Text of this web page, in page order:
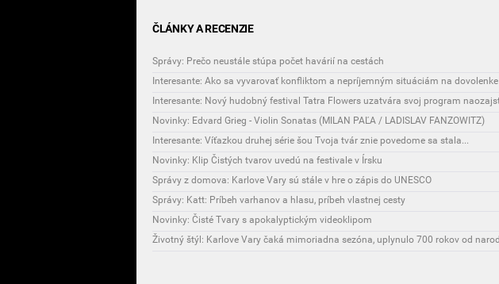
ČLÁNKY A RECENZIE
Správy: Prečo neustále stúpa počet havárií na cestách
Interesante: Ako sa vyvarovať konfliktom a nepríjemným situáciám na dovolenke
Novinky: Edvard Grieg - Violin Sonatas (MILAN PAĽA / LADISLAV FANZOWITZ)
Interesante: Víťazkou druhej série šou Tvoja tvár znie povedome sa stala...
Novinky: Klip Čistých tvarov uvedú na festivale v Írsku
Správy z domova: Karlove Vary sú stále v hre o zápis do UNESCO
Správy: Katt: Príbeh varhanov a hlasu, príbeh vlastnej cesty
Novinky: Čisté Tvary s apokalyptickým videoklipom